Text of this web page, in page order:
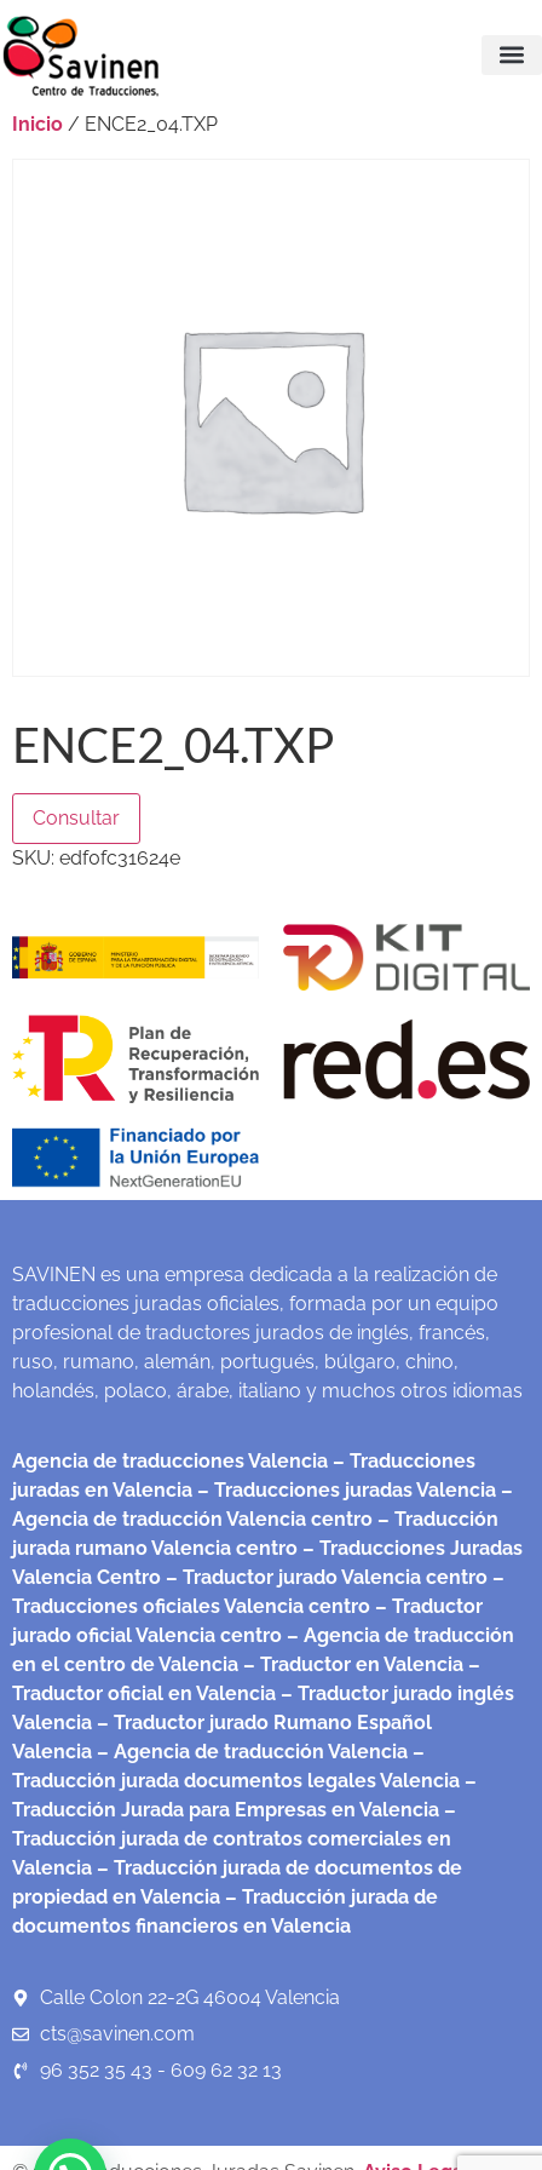
Inicio / ENCE2_04.TXP
ENCE2_04.TXP
Consultar
SKU: edf0fc31624e
SAVINEN es una empresa dedicada a la realización de
traducciones juradas oficiales, formada por un equipo
profesional de traductores jurados de inglés, francés,
ruso, rumano, alemán, portugués, búlgaro, chino,
holandés, polaco, árabe, italiano y muchos otros idiomas
Agencia de traducciones Valencia – Traducciones
juradas en Valencia – Traducciones juradas Valencia –
Agencia de traducción Valencia centro – Traducción
jurada rumano Valencia centro – Traducciones Juradas
Valencia Centro – Traductor jurado Valencia centro –
Traducciones oficiales Valencia centro – Traductor
jurado oficial Valencia centro – Agencia de traducción
en el centro de Valencia – Traductor en Valencia –
Traductor oficial en Valencia – Traductor jurado inglés
Valencia – Traductor jurado Rumano Español
Valencia – Agencia de traducción Valencia –
Traducción jurada documentos legales Valencia –
Traducción Jurada para Empresas en Valencia –
Traducción jurada de contratos comerciales en
Valencia – Traducción jurada de documentos de
propiedad en Valencia – Traducción jurada de
documentos financieros en Valencia
Calle Colon 22-2G 46004 Valencia
cts@savinen.com
96 352 35 43 - 609 62 32 13